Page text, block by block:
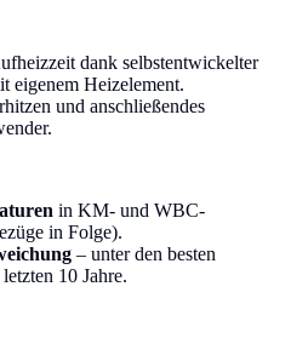
dank selbstentwickelter
eigenem Heizelement.
und anschließendes
in KM- und WBC-
in Folge).
– unter den besten
10 Jahre.